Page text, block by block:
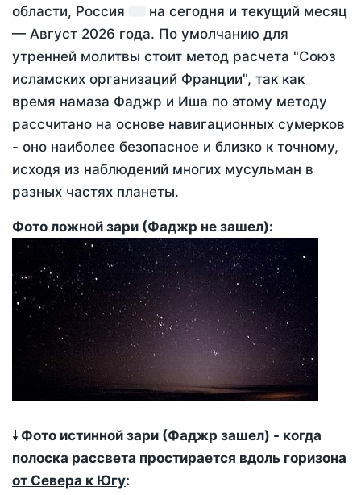
области, Россия
на сегодня и текущий месяц
— Август 2026 года. По умолчанию для
утренней молитвы стоит метод расчета "Союз
исламских организаций Франции", так как
время намаза Фаджр и Иша по этому методу
рассчитано на основе навигационных сумерков
- оно наиболее безопасное и близко к точному,
исходя из наблюдений многих мусульман в
разных частях планеты.
Фото ложной зари (Фаджр не зашел):
🠗 Фото истинной зари (Фаджр зашел) - когда
полоска рассвета простирается вдоль горизона
от Севера к Югу: